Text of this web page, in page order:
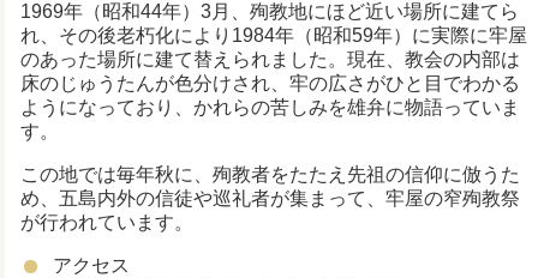
1969年（昭和44年）3月、殉教地にほど近い場所に建てら
れ、その後老朽化により1984年（昭和59年）に実際に牢屋
のあった場所に建て替えられました。現在、教会の内部は
床のじゅうたんが色分けされ、牢の広さがひと目でわかる
ようになっており、かれらの苦しみを雄弁に物語っていま
す。
この地では毎年秋に、殉教者をたたえ先祖の信仰に倣うた
め、五島内外の信徒や巡礼者が集まって、牢屋の窄殉教祭
が行われています。
アクセス